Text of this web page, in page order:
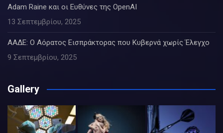
Adam Raine και οι Ευθύνες της OpenAI
13 Σεπτεμβρίου, 2025
ΑΑΔΕ: Ο Αόρατος Εισπράκτορας που Κυβερνά χωρίς Έλεγχο
9 Σεπτεμβρίου, 2025
Gallery